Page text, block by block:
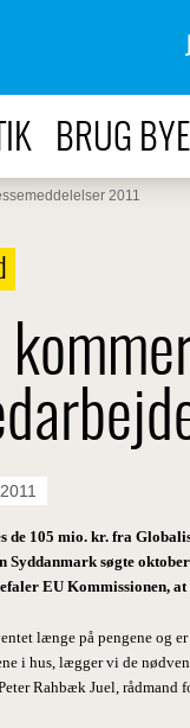
BRUG
2011
de 105 mio. kr. fra
Syddanmark søgte
EU Kommissionen,
længe på pengene og
i hus, lægger vi de
Rahbæk Juel, rådmand